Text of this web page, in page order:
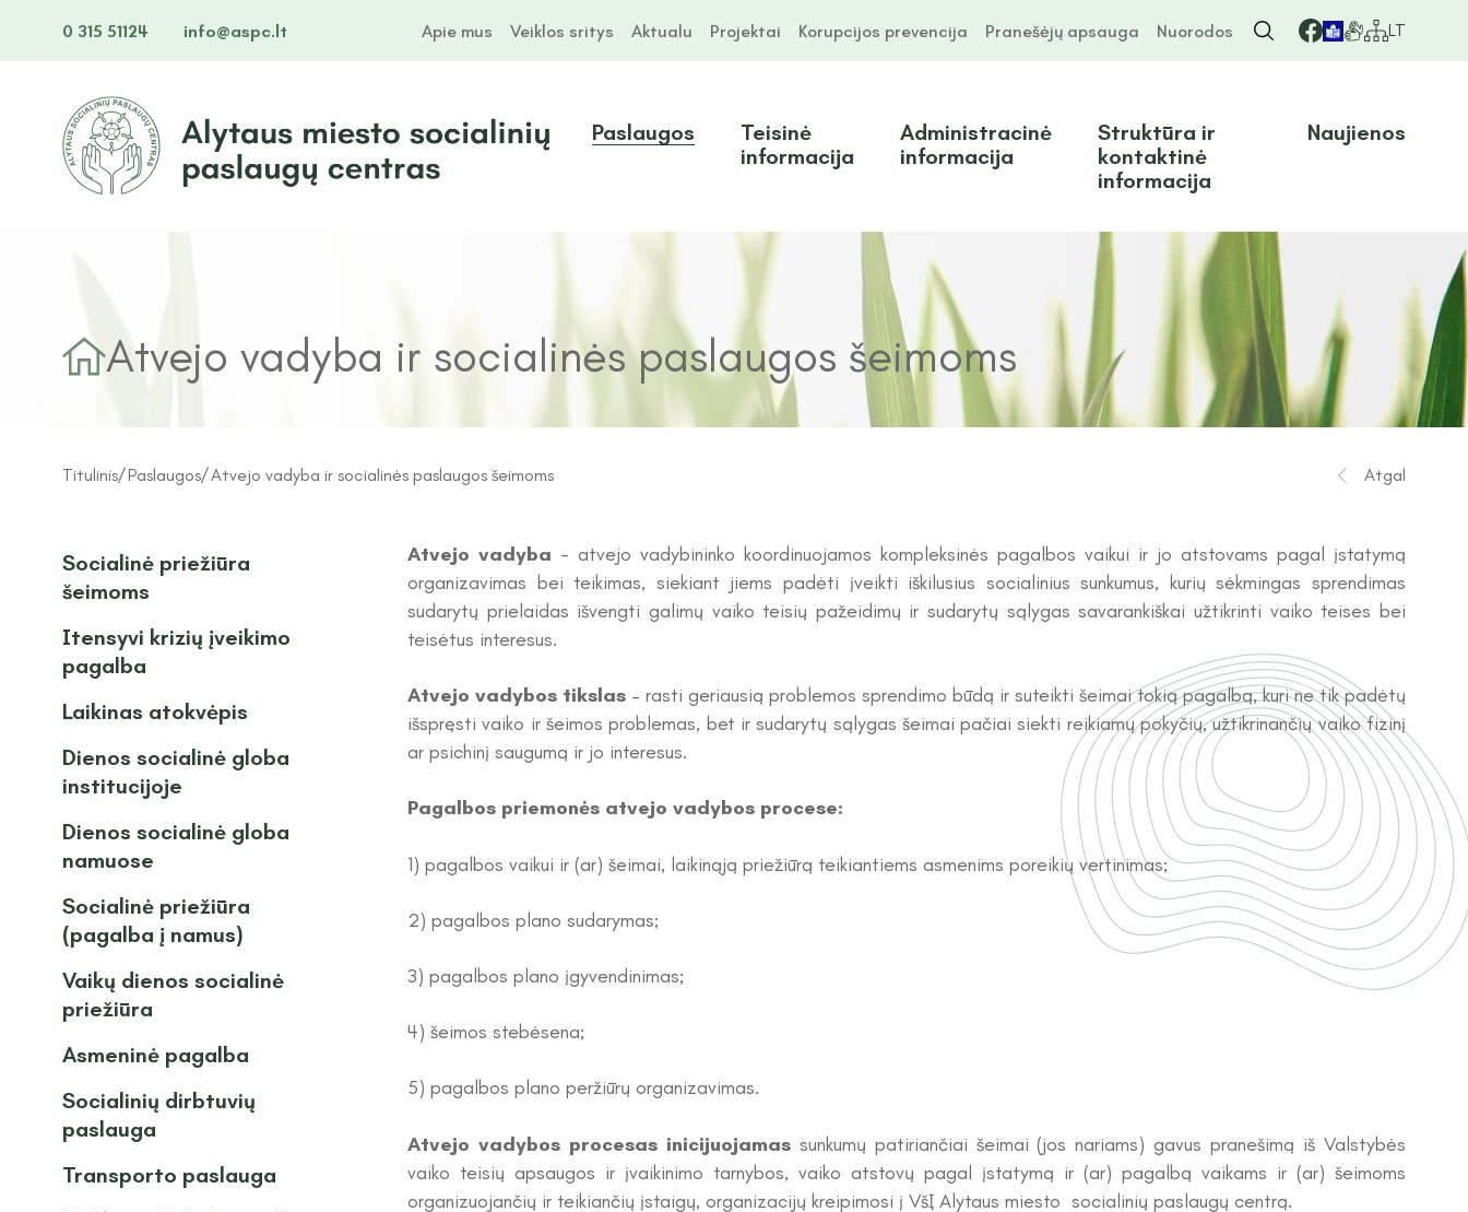
0 315 51124 info@aspc.lt Apie mus Veiklos sritys Aktualu Projektai Korupcijos prevencija Pranešėjų apsauga Nuorodos LT
Paslaugos
Teisinė
informacija
Administracinė
informacija
Struktūra ir
kontaktinė
informacija
Naujienos
Atvejo vadyba ir socialinės paslaugos šeimoms
Titulinis Paslaugos Atvejo vadyba ir socialinės paslaugos šeimoms Atgal
Socialinė priežiūra
šeimoms
Itensyvi krizių įveikimo
pagalba
Laikinas atokvėpis
Dienos socialinė globa
institucijoje
Dienos socialinė globa
namuose
Socialinė priežiūra
(pagalba į namus)
Vaikų dienos socialinė
priežiūra
Asmeninė pagalba
Socialinių dirbtuvių
paslauga
Transporto paslauga
Atvejo vadyba - atvejo vadybininko koordinuojamos kompleksinės pagalbos vaikui ir jo atstovams pagal įstatymą
organizavimas bei teikimas, siekiant jiems padėti įveikti iškilusius socialinius sunkumus, kurių sėkmingas sprendimas
sudarytų prielaidas išvengti galimų vaiko teisių pažeidimų ir sudarytų sąlygas savarankiškai užtikrinti vaiko teises bei
teisėtus interesus.
Atvejo vadybos tikslas – rasti geriausią problemos sprendimo būdą ir suteikti šeimai tokią pagalbą, kuri ne tik padėtų
išspręsti vaiko ir šeimos problemas, bet ir sudarytų sąlygas šeimai pačiai siekti reikiamų pokyčių, užtikrinančių vaiko fizinį
ar psichinį saugumą ir jo interesus.
Pagalbos priemonės atvejo vadybos procese:
1) pagalbos vaikui ir (ar) šeimai, laikinąją priežiūrą teikiantiems asmenims poreikių vertinimas;
2) pagalbos plano sudarymas;
3) pagalbos plano įgyvendinimas;
4) šeimos stebėsena;
5) pagalbos plano peržiūrų organizavimas.
Atvejo vadybos procesas inicijuojamas sunkumų patiriančiai šeimai (jos nariams) gavus pranešimą iš Valstybės
vaiko teisių apsaugos ir įvaikinimo tarnybos, vaiko atstovų pagal įstatymą ir (ar) pagalbą vaikams ir (ar) šeimoms
organizuojančių ir teikiančių įstaigų, organizacijų kreipimosi į VšĮ Alytaus miesto socialinių paslaugų centrą.